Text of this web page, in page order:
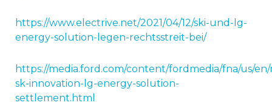
https://www.electrive.net/2021/04/12/ski-und-lg-
energy-solution-legen-rechtsstreit-bei/
https://media.ford.com/content/fordmedia/fna/us/en/
sk-innovation-lg-energy-solution-
settlement.html